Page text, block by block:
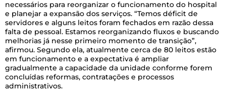
necessários para reorganizar o funcionamento do hospital
e planejar a expansão dos serviços. “Temos déficit de
servidores e alguns leitos foram fechados em razão dessa
falta de pessoal. Estamos reorganizando fluxos e buscando
melhorias já nesse primeiro momento de transição”,
afirmou. Segundo ela, atualmente cerca de 80 leitos estão
em funcionamento e a expectativa é ampliar
gradualmente a capacidade da unidade conforme forem
concluídas reformas, contratações e processos
administrativos.